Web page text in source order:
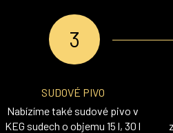
SUDOVÉ PIVO
Nabízíme také sudové pivo v
KEG sudech o objemu 15 l, 30 l